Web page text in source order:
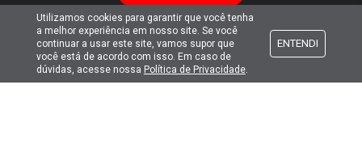
Atendimento
Utilizamos cookies para garantir que você tenha
a melhor experiência em nosso site. Se você
continuar a usar este site, vamos supor que
você está de acordo com isso. Em caso de
dúvidas, acesse nossa Política de Privacidade.
ENTENDI